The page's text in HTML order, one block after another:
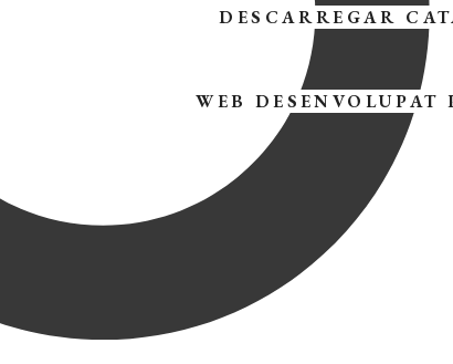
DESCARREGAR
WEB DESENVOLUPAT